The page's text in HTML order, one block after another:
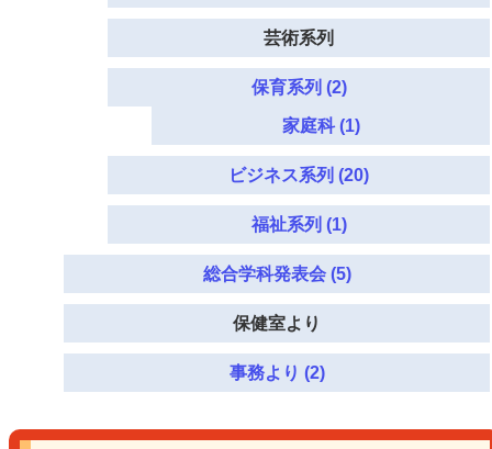
芸術系列
保育系列 (2)
家庭科 (1)
ビジネス系列 (20)
福祉系列 (1)
総合学科発表会 (5)
保健室より
事務より (2)